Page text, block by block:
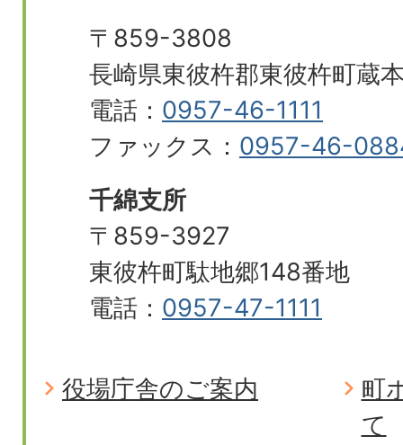
〒859-3808
長崎県東彼杵郡東彼杵町蔵
電話： 0957-46-1111
ファックス： 0957-46-
千綿支所
〒859-3927
東彼杵町駄地郷148番地
電話： 0957-47-1111
役場庁舎のご案内
町
て